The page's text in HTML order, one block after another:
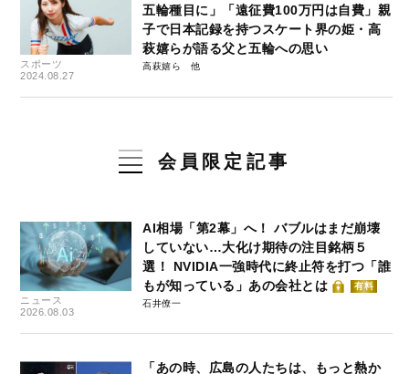
スポーツ
2024.08.27
五輪種目に」「遠征費100万円は自費」親
子で日本記録を持つスケート界の姫・高
萩嬉らが語る父と五輪への思い
高萩嬉ら
会員限定記事
ニュース
2026.08.03
AI相場「第2幕」へ！ バブルはまだ崩壊
していない…大化け期待の注目銘柄５
選！ NVIDIA一強時代に終止符を打つ「誰
もが知っている」あの会社とは
有料
石井僚一
「あの時、広島の人たちは、もっと熱か